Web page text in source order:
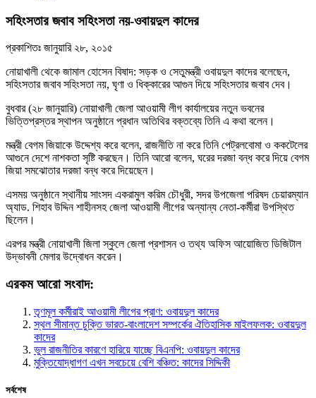
সহিংসতার জবাব সহিংসতা নয়-ওবায়দুল কাদের
প্রকাশিতঃ জানুয়ারি ২৮, ২০১৫
নোয়াখালী থেকে জামাল হোসেন বিষাদ: সড়ক ও সেতুমন্ত্রী ওবায়দুল কাদের বলেছেন,
সহিংসতার জবাব সহিংসতা নয়, ঘৃণা ও ধিক্কারের আগুন দিয়ে সহিংসতার জবাব দেব।
বুধবার (২৮ জানুয়ারি) নোয়াখালী জেলা আওয়ামী লীগ কার্যালয়ের নতুন ভবনের
ভিত্তিপ্রস্তর স্থাপন অনুষ্ঠানে প্রধান অতিথির বক্তব্যে তিনি এ কথা বলেন।
মন্ত্রী বেগম জিয়াকে উদ্দেশ্য করে বলেন, রাজনীতি না করে তিনি পেট্রলবোমা ও ককটেলের
আগুনে দেশে নাশকতা সৃষ্টি করছেন। তিনি আরো বলেন, ঘরের দরজা বন্ধ করে দিয়ে বেগম
জিয়া সমঝোতার দরজা বন্ধ করে দিয়েছেন।
এসময় অনুষ্ঠানে স্থানীয় সাংসদ একরামুল করিম চৌধুরী, সদর উপজেলা পরিষদ চেয়ারম্যান
অ্যাড. শিহাব উদ্দিন শাহীনসহ জেলা আওয়ামী লীগের অন্যান্য নেতা-কর্মীরা উপস্থিত
ছিলেন।
এরপর মন্ত্রী নোয়াখালী জিলা স্কুলে জেলা প্রশাসন ও তথ্য অফিস আয়োজিত ডিজিটাল
উদ্ভাবনী মেলার উদ্বোধন করেন।
এরকম আরো সংবাদ:
তৃণমূল কর্মীরাই আওয়ামী লীগের প্রাণ: ওবায়দুল কাদের
স্থল সীমান্ত চুক্তি ভারত-বাংলাদেশ সম্পর্কের ঐতিহাসিক মাইলফলক: ওবায়দুল
কাদের
ভুল রাজনীতির কারণে হারিয়ে যাচ্ছে বিএনপি: ওবায়দুল কাদের
মুক্তিযোদ্ধাগণ এখন সবচেয়ে বেশি বঞ্চিত: কাদের সিদ্দিকী
সর্বশেষ